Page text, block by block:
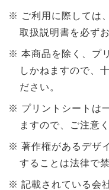
ご利用に際しては
取扱説明書を必ず
本商品を除く、プ
しかねますので、
ださい。
プリントシートは
ますので、ご注意
著作権があるデザ
することは法律で
記載されている会